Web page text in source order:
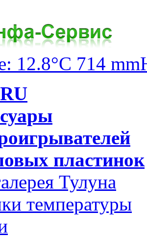
12.8°C 714
пластинок
Тулуна
температуры